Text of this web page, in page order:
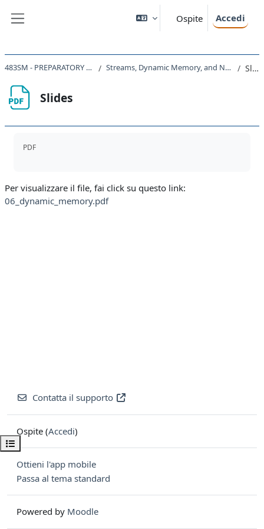
Ospite Accedi
Apri indice del corso
483SM - PREPARATORY COURSE 2022 Streams, Dynamic Memory, and New Data Structures Slides
Slides
PDF
Per visualizzare il file, fai click su questo link:
06_dynamic_memory.pdf
Contatta il supporto
Ospite (Accedi)
Ottieni l'app mobile
Passa al tema standard
Powered by Moodle